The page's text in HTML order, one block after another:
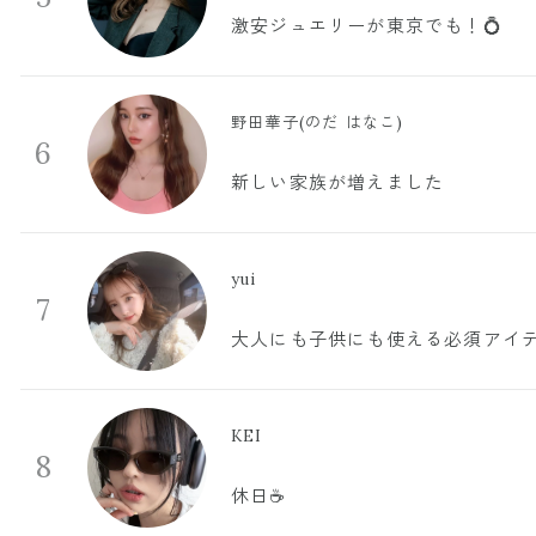
激安ジュエリーが東京でも！💍
6
野田華子(のだ はなこ)
新しい家族が増えました
7
yui
大人にも子供にも使える必須アイ
8
KEI
休日☕️